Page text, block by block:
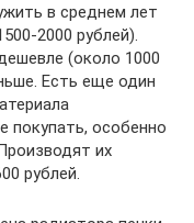
в среднем лет
2000 рублей).
(около 1000
Есть еще один
покупать, особенно
их
рублей.